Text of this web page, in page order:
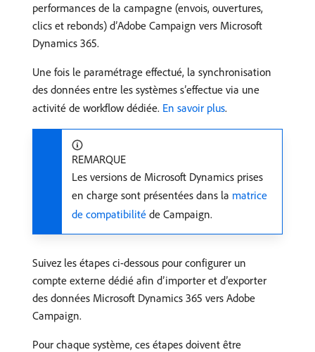
performances de la campagne (envois, ouvertures,
clics et rebonds) d’Adobe Campaign vers Microsoft
Dynamics 365.
Une fois le paramétrage effectué, la synchronisation
des données entre les systèmes s’effectue via une
activité de workflow dédiée. En savoir plus.
REMARQUE
Les versions de Microsoft Dynamics prises
en charge sont présentées dans la matrice
de compatibilité de Campaign.
Suivez les étapes ci-dessous pour configurer un
compte externe dédié afin d’importer et d’exporter
des données Microsoft Dynamics 365 vers Adobe
Campaign.
Pour chaque système, ces étapes doivent être